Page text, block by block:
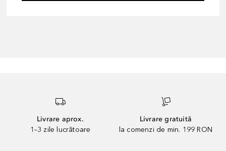
Livrare aprox.
1–3 zile lucrătoare
Livrare gratuită
la comenzi de min. 199 RON